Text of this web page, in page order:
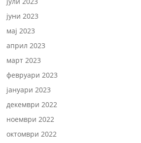
јуни 2023
мај 2023
април 2023
март 2023
февруари 2023
јануари 2023
декември 2022
ноември 2022
октомври 2022